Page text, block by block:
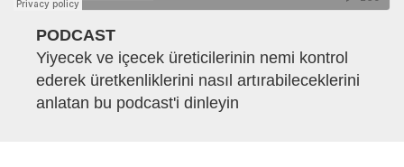
PODCAST
Yiyecek ve içecek üreticilerinin nemi kontrol
ederek üretkenliklerini nasıl artırabileceklerini
anlatan bu podcast'i dinleyin